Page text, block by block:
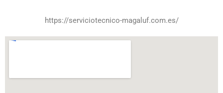
https://serviciotecnico-magaluf.com.es/